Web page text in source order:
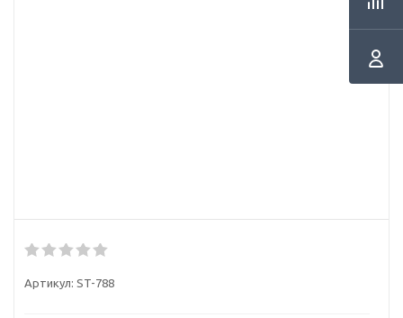
Артикул: ST-788